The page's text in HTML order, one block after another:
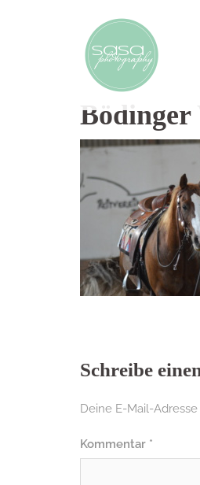
Bödinger
Schreibe
Deine E-Mail-
Kommentar *